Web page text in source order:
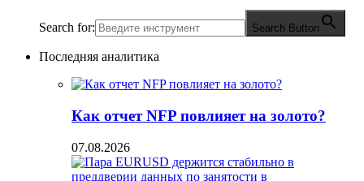
Search for: Search Button
Последняя аналитика
Как отчет NFP повлияет на золото?
07.08.2026